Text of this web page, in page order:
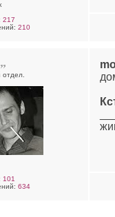
217
210
101
634